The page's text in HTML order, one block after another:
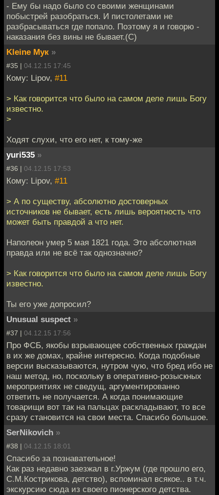
- Ему бы надо было со своими женщинами
побыстрей разобраться. И пистолетами не
разбрасываться где попало. Поэтому я и говорю -
наказания без вины не бывает.(С)
Kleine Мук »
#35 | 04.12.15 17:45
Кому: Lipov, #11
> Как говорится что было на самом деле лишь Богу
известно.
>
Ходят слухи, что его нет, к тому-же
yuri535 »
#36 | 04.12.15 17:53
Кому: Lipov, #11
> А по существу, абсолютно достоверных
источников не бывает, есть лишь вероятность что
может быть правдой а что нет.
Наполеон умер 5 мая 1821 года. Это абсолютная
правда или не всё так однозначно?
> Как говорится что было на самом деле лишь Богу
известно.
Ты его уже допросил?
Unusual suspect »
#37 | 04.12.15 17:56
Про ФСБ, якобы взрывающее собственных граждан
в их же домах, крайне интересно. Когда подобные
версии высказываются, нутром чую, что бред ибо не
наш метод, но, поскольку в оперативно-розыскных
мероприятиях не сведущ, аргументированно
ответить не получается. А когда понимающие
товарищи вот так на пальцах раскладывают, то все
сразу становится на свои места. Спасибо большое.
SerNikovich »
#38 | 04.12.15 18:01
Спасибо за познавательное!
Как раз недавно заезжал в г.Уржум (где прошло его,
С.М.Кострикова, детство), вспоминал всякое.. в т.ч.
экскурсию сюда из своего пионерского детства.